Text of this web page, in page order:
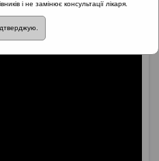
і не замінює консультації лікаря.